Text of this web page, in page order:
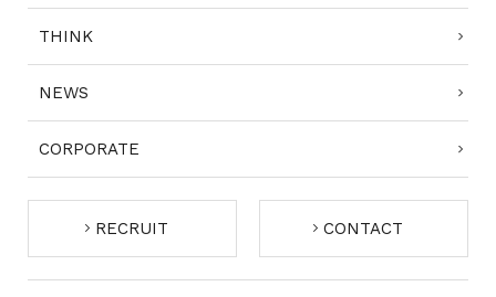
THINK
NEWS
CORPORATE
RECRUIT CONTACT